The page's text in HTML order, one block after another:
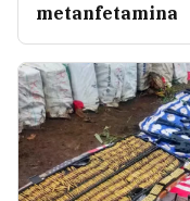
metanfetamina